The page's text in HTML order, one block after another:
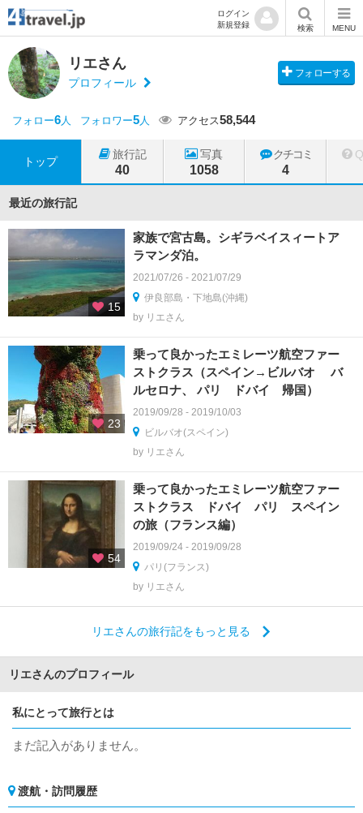
ログイン
新規登録
検索 MENU
リエさん
プロフィール
フォローする
フォロー6人 フォロワー5人 アクセス58,544
トップ
旅行記
40
写真
1058
クチコミ
4
最近の旅行記
15
家族で宮古島。シギラベイスィートア
ラマンダ泊。
2021/07/26 - 2021/07/29
伊良部島・下地島(沖縄)
by リエさん
23
乗って良かったエミレーツ航空ファー
ストクラス（スペイン→ビルバオ バ
ルセロナ、 パリ ドバイ 帰国）
2019/09/28 - 2019/10/03
ビルバオ(スペイン)
by リエさん
54
乗って良かったエミレーツ航空ファー
ストクラス ドバイ パリ スペイン
の旅（フランス編）
2019/09/24 - 2019/09/28
パリ(フランス)
by リエさん
リエさんの旅行記をもっと見る
リエさんのプロフィール
私にとって旅行とは
まだ記入がありません。
渡航・訪問履歴